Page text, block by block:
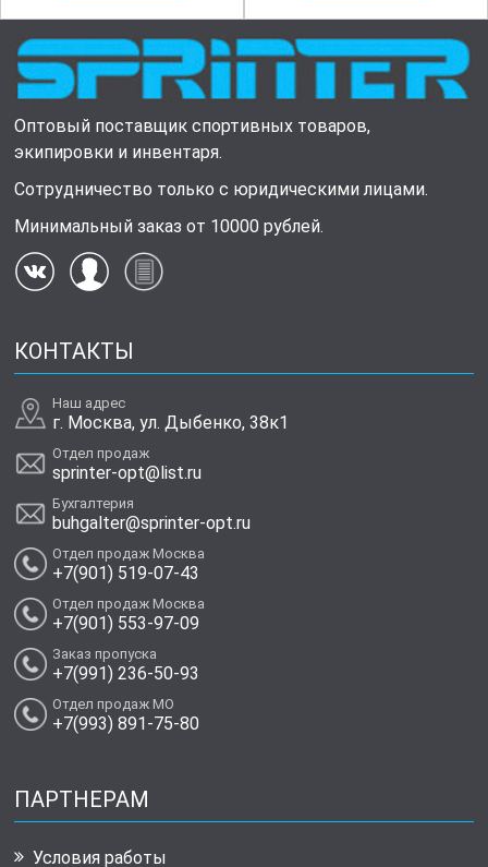
Оптовый поставщик спортивных товаров,
экипировки и инвентаря.
Сотрудничество только с юридическими лицами.
Минимальный заказ от 10000 рублей.
КОНТАКТЫ
Наш адрес
г. Москва, ул. Дыбенко, 38к1
Отдел продаж
sprinter-opt@list.ru
Бухгалтерия
buhgalter@sprinter-opt.ru
Отдел продаж Москва
+7(901) 519-07-43
Отдел продаж Москва
+7(901) 553-97-09
Заказ пропуска
+7(991) 236-50-93
Отдел продаж МО
+7(993) 891-75-80
ПАРТНЕРАМ
Условия работы